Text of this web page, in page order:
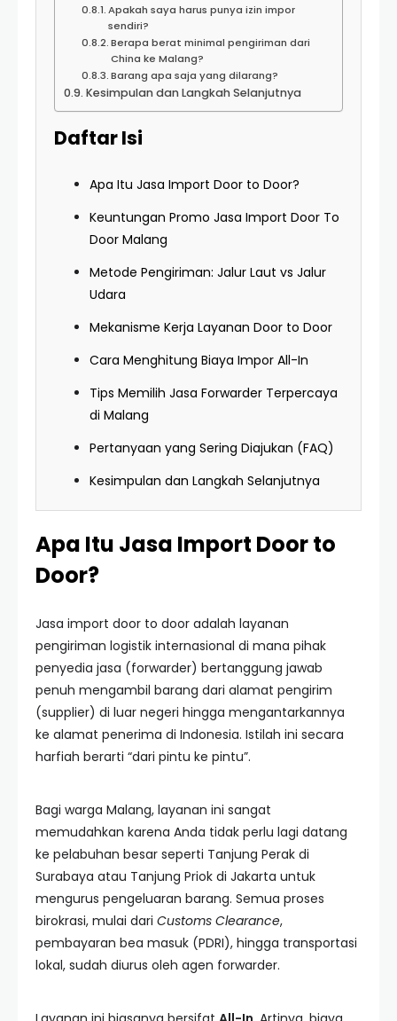
Apakah saya harus punya izin impor
sendiri?
Berapa berat minimal pengiriman dari
China ke Malang?
Barang apa saja yang dilarang?
Kesimpulan dan Langkah Selanjutnya
Daftar Isi
Apa Itu Jasa Import Door to Door?
Keuntungan Promo Jasa Import Door To
Door Malang
Metode Pengiriman: Jalur Laut vs Jalur
Udara
Mekanisme Kerja Layanan Door to Door
Cara Menghitung Biaya Impor All-In
Tips Memilih Jasa Forwarder Terpercaya
di Malang
Pertanyaan yang Sering Diajukan (FAQ)
Kesimpulan dan Langkah Selanjutnya
Apa Itu Jasa Import Door to
Door?
Jasa import door to door adalah layanan
pengiriman logistik internasional di mana pihak
penyedia jasa (forwarder) bertanggung jawab
penuh mengambil barang dari alamat pengirim
(supplier) di luar negeri hingga mengantarkannya
ke alamat penerima di Indonesia. Istilah ini secara
harfiah berarti “dari pintu ke pintu”.
Bagi warga Malang, layanan ini sangat
memudahkan karena Anda tidak perlu lagi datang
ke pelabuhan besar seperti Tanjung Perak di
Surabaya atau Tanjung Priok di Jakarta untuk
mengurus pengeluaran barang. Semua proses
birokrasi, mulai dari Customs Clearance,
pembayaran bea masuk (PDRI), hingga transportasi
lokal, sudah diurus oleh agen forwarder.